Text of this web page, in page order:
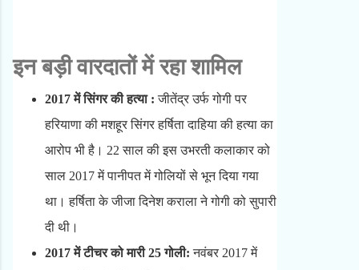
इन बड़ी वारदातों में रहा शामिल
2017 में सिंगर की हत्या : जीतेंद्र उर्फ गोगी पर
हरियाणा की मशहूर सिंगर हर्षिता दाहिया की हत्या का
आरोप भी है। 22 साल की इस उभरती कलाकार को
साल 2017 में पानीपत में गोलियों से भून दिया गया
था। हर्षिता के जीजा दिनेश कराला ने गोगी को सुपारी
दी थी।
2017 में टीचर को मारी 25 गोली:नवंबर 2017 में